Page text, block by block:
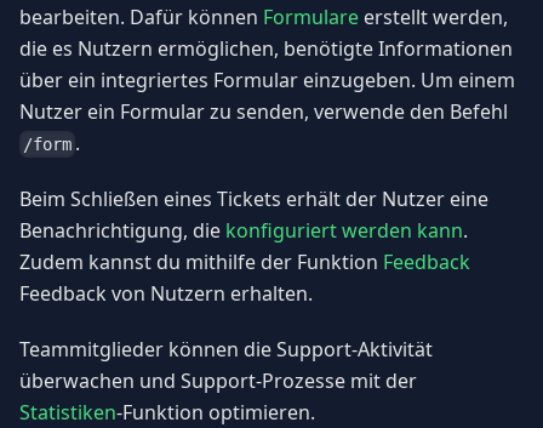
bearbeiten. Dafür können Formulare erstellt werden,
die es Nutzern ermöglichen, benötigte Informationen
über ein integriertes Formular einzugeben. Um einem
Nutzer ein Formular zu senden, verwende den Befehl
/form .
Beim Schließen eines Tickets erhält der Nutzer eine
Benachrichtigung, die konfiguriert werden kann.
Zudem kannst du mithilfe der Funktion Feedback
Feedback von Nutzern erhalten.
Teammitglieder können die Support-Aktivität
überwachen und Support-Prozesse mit der
Statistiken-Funktion optimieren.